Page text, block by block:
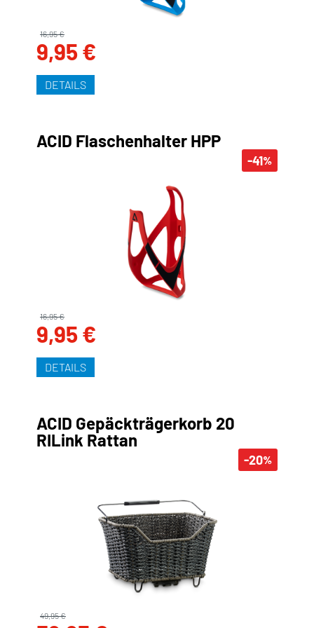
9,95 €
16,95 €
DETAILS
-41%
ACID Flaschenhalter HPP
9,95 €
16,95 €
DETAILS
-20%
ACID Gepäckträgerkorb 20
RILink Rattan
49,95 €